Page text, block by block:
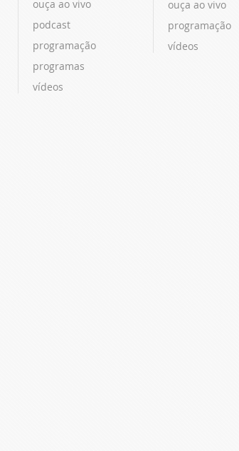
ouça ao vivo
podcast
programação
programas
vídeos
ouça ao vivo
programação
vídeos